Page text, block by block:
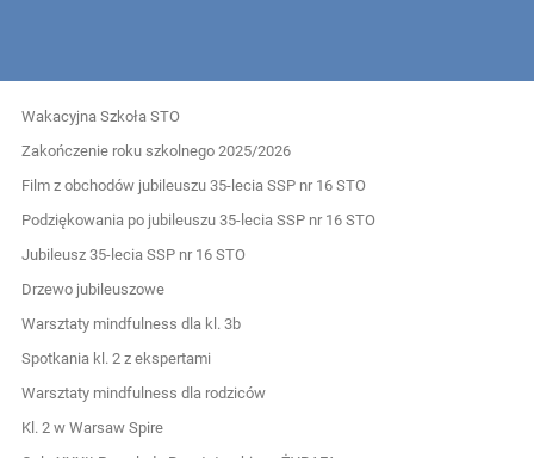
Wydarzenia
Wakacyjna Szkoła STO
Zakończenie roku szkolnego 2025/2026
Film z obchodów jubileuszu 35-lecia SSP nr 16 STO
Podziękowania po jubileuszu 35-lecia SSP nr 16 STO
Jubileusz 35-lecia SSP nr 16 STO
Drzewo jubileuszowe
Warsztaty mindfulness dla kl. 3b
Spotkania kl. 2 z ekspertami
Warsztaty mindfulness dla rodziców
Kl. 2 w Warsaw Spire